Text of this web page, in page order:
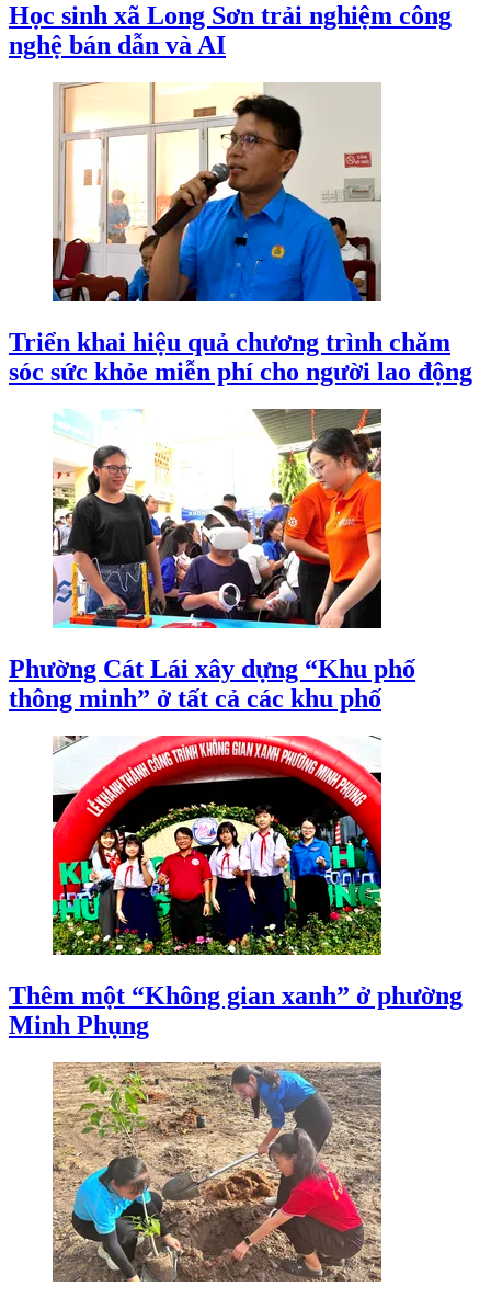
Học sinh xã Long Sơn trải nghiệm công
nghệ bán dẫn và AI
Triển khai hiệu quả chương trình chăm
sóc sức khỏe miễn phí cho người lao động
Phường Cát Lái xây dựng “Khu phố
thông minh” ở tất cả các khu phố
Thêm một “Không gian xanh” ở phường
Minh Phụng